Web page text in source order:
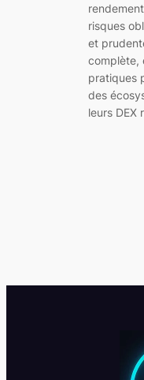
risques
et
complète,
pratiques
des
leurs DEX